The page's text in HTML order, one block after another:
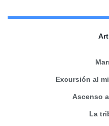
Excursión al
Ascenso
La